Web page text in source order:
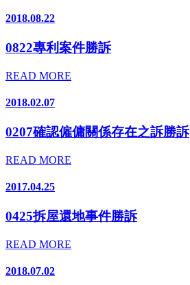
2018.08.22
0822專利案件勝訴
READ MORE
2018.02.07
0207確認僱傭關係存在之訴勝訴
READ MORE
2017.04.25
0425拆屋還地事件勝訴
READ MORE
2018.07.02